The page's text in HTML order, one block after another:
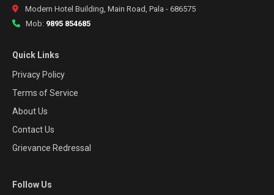
Modern Hotel Building, Main Road, Pala - 686575
Mob: 9895 854685
Quick Links
Privacy Policy
Terms of Service
About Us
Contact Us
Grievance Redressal
Follow Us